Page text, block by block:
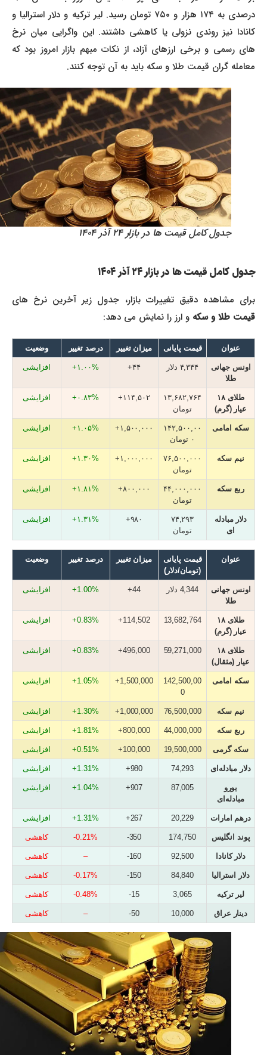
درصدی به ۱۷۴ هزار و ۷۵۰ تومان رسید. لیر ترکیه و دلار استرالیا و
کانادا نیز روندی نزولی یا کاهشی داشتند. این واگرایی میان نرخ
های رسمی و برخی ارزهای آزاد، از نکات مبهم بازار امروز بود که
معامله گران قیمت طلا و سکه باید به آن توجه کنند.
جدول کامل قیمت ها در بازار ۲۴ آذر ۱۴۰۴
جدول کامل قیمت ها در بازار ۲۴ آذر ۱۴۰۴
برای مشاهده دقیق تغییرات بازار، جدول زیر آخرین نرخ های
قیمت طلا و سکهو ارز را نمایش می دهد:
عنوان قیمت پایانی میزان تغییر درصد تغییر وضعیت
اونس جهانی
۴,۳۴۴ دلار ۱.۰۰%+ افزایشی
طلای ۱۸
عیار (گرم)
۱۳,۶۸۲,۷۶۴
تومان
۱۱۴,۵۰۲+ ۰.۸۳%+ افزایشی
سکه امامی
۱۴۲,۵۰۰,۰۰
۱,۵۰۰,۰۰۰+ ۱.۰۵%+ افزایشی
نیم سکه
۷۶,۵۰۰,۰۰۰
تومان
۱,۰۰۰,۰۰۰+ ۱.۳۰%+ افزایشی
ربع سکه
۴۴,۰۰۰,۰۰۰
تومان
۸۰۰,۰۰۰+ ۱.۸۱%+ افزایشی
دلار مبادله
۷۴,۲۹۳
تومان
۱.۳۱%+ افزایشی
عنوان
قیمت پایانی
(تومان/دلار)
میزان تغییر درصد تغییر وضعیت
اونس جهانی
4,344 دلار 1.00%+ افزایشی
طلای ۱۸
عیار (گرم)
13,682,764
114,502+
0.83%+ افزایشی
طلای ۱۸
عیار (مثقال)
59,271,000
496,000+
0.83%+ افزایشی
سکه امامی
142,500,00
1,500,000+
1.05%+ افزایشی
نیم سکه 76,500,000
1,000,000+
1.30%+ افزایشی
ربع سکه 44,000,000
800,000+
1.81%+ افزایشی
سکه گرمی 19,500,000
100,000+
0.51%+ افزایشی
دلار مبادله‌ای 74,293
980+
1.31%+ افزایشی
یورو
مبادله‌ای
87,005
907+
1.04%+ افزایشی
درهم امارات 20,229
267+
1.31%+ افزایشی
پوند انگلیس 174,750
350-
0.21%- کاهشی
دلار کانادا 92,500
160- کاهشی
دلار استرالیا 84,840
150-
0.17%- کاهشی
لیر ترکیه 3,065
0.48%- کاهشی
دینار عراق 10,000 کاهشی